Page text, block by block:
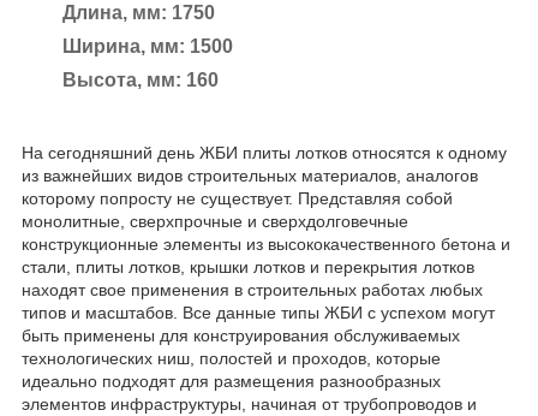
Длина, мм: 1750
Ширина, мм: 1500
Высота, мм: 160
На сегодняшний день ЖБИ плиты лотков относятся к одному
из важнейших видов строительных материалов, аналогов
которому попросту не существует. Представляя собой
монолитные, сверхпрочные и сверхдолговечные
конструкционные элементы из высококачественного бетона и
стали, плиты лотков, крышки лотков и перекрытия лотков
находят свое применения в строительных работах любых
типов и масштабов. Все данные типы ЖБИ с успехом могут
быть применены для конструирования обслуживаемых
технологических ниш, полостей и проходов, которые
идеально подходят для размещения разнообразных
элементов инфраструктуры, начиная от трубопроводов и